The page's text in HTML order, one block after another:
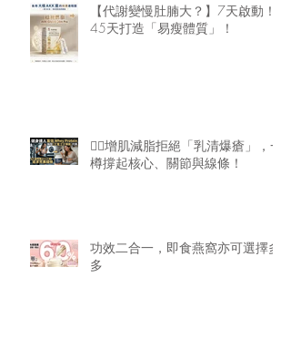
【代謝變慢肚腩大？】7天啟動！
45天打造「易瘦體質」！
🏋️‍♂️增肌減脂拒絕「乳清爆瘡」，一
樽撐起核心、關節與線條！
功效二合一，即食燕窩亦可選擇多
多